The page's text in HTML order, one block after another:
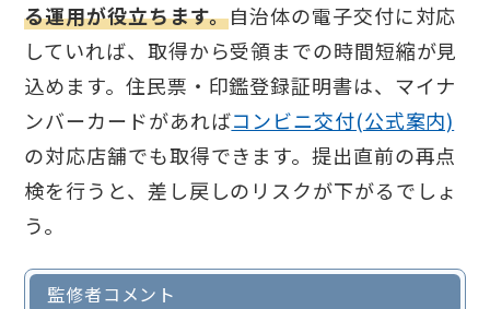
る運用が役立ちます。自治体の電子交付に対応
していれば、取得から受領までの時間短縮が見
込めます。住民票・印鑑登録証明書は、マイナ
ンバーカードがあればコンビニ交付(公式案内)
の対応店舗でも取得できます。提出直前の再点
検を行うと、差し戻しのリスクが下がるでしょ
う。
監修者コメント